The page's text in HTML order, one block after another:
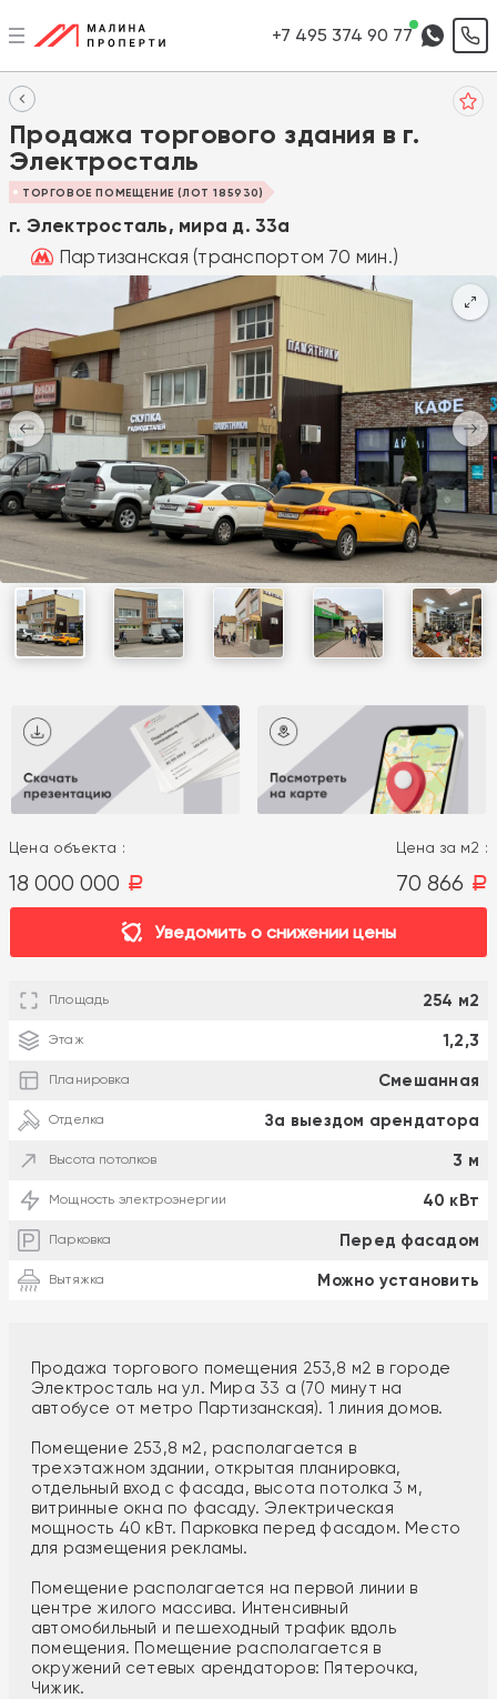
+7 495 374 90 77
Продажа торгового здания в г.
Электросталь
ТОРГОВОЕ ПОМЕЩЕНИЕ (ЛОТ 185930)
г. Электросталь, мира д. 33а
Партизанская (транспортом 70 мин.)
Цена объекта :
18 000 000 a
Цена за м2 :
70 866 a
Уведомить о снижении цены
Площадь 254 м2
Этаж 1,2,3
Планировка Смешанная
Отделка За выездом арендатора
Высота потолков 3 м
Мощность электроэнергии 40 кВт
Парковка Перед фасадом
Вытяжка Можно установить
Продажа торгового помещения 253,8 м2 в городе
Электросталь на ул. Мира 33 а (70 минут на
автобусе от метро Партизанская). 1 линия домов.
Помещение 253,8 м2, располагается в
трехэтажном здании, открытая планировка,
отдельный вход с фасада, высота потолка 3 м,
витринные окна по фасаду. Электрическая
мощность 40 кВт. Парковка перед фасадом. Место
для размещения рекламы.
Помещение располагается на первой линии в
центре жилого массива. Интенсивный
автомобильный и пешеходный трафик вдоль
помещения. Помещение располагается в
окружений сетевых арендаторов: Пятерочка,
Чижик.